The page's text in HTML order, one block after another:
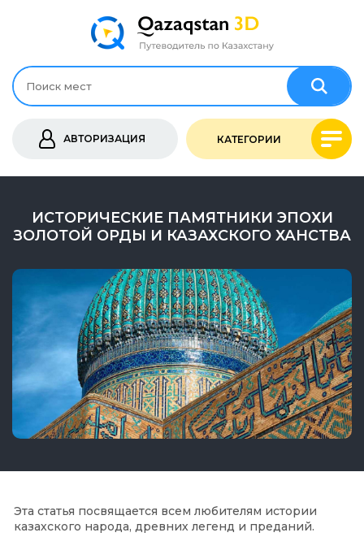
АВТОРИЗАЦИЯ КАТЕГОРИИ
ИСТОРИЧЕСКИЕ ПАМЯТНИКИ ЭПОХИ
ЗОЛОТОЙ ОРДЫ И КАЗАХСКОГО ХАНСТВА
Эта статья посвящается всем любителям истории
казахского народа, древних легенд и преданий.